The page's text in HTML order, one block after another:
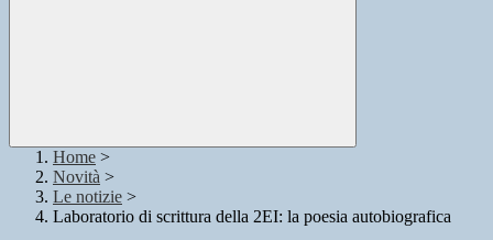
Home >
Novità >
Le notizie >
Laboratorio di scrittura della 2EI: la poesia autobiografica